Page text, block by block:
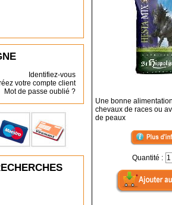
Identifiez-vous
votre compte client
Mot de passe oublié ?
Une bonne
chevaux de races ou
de peaux
Quantité :